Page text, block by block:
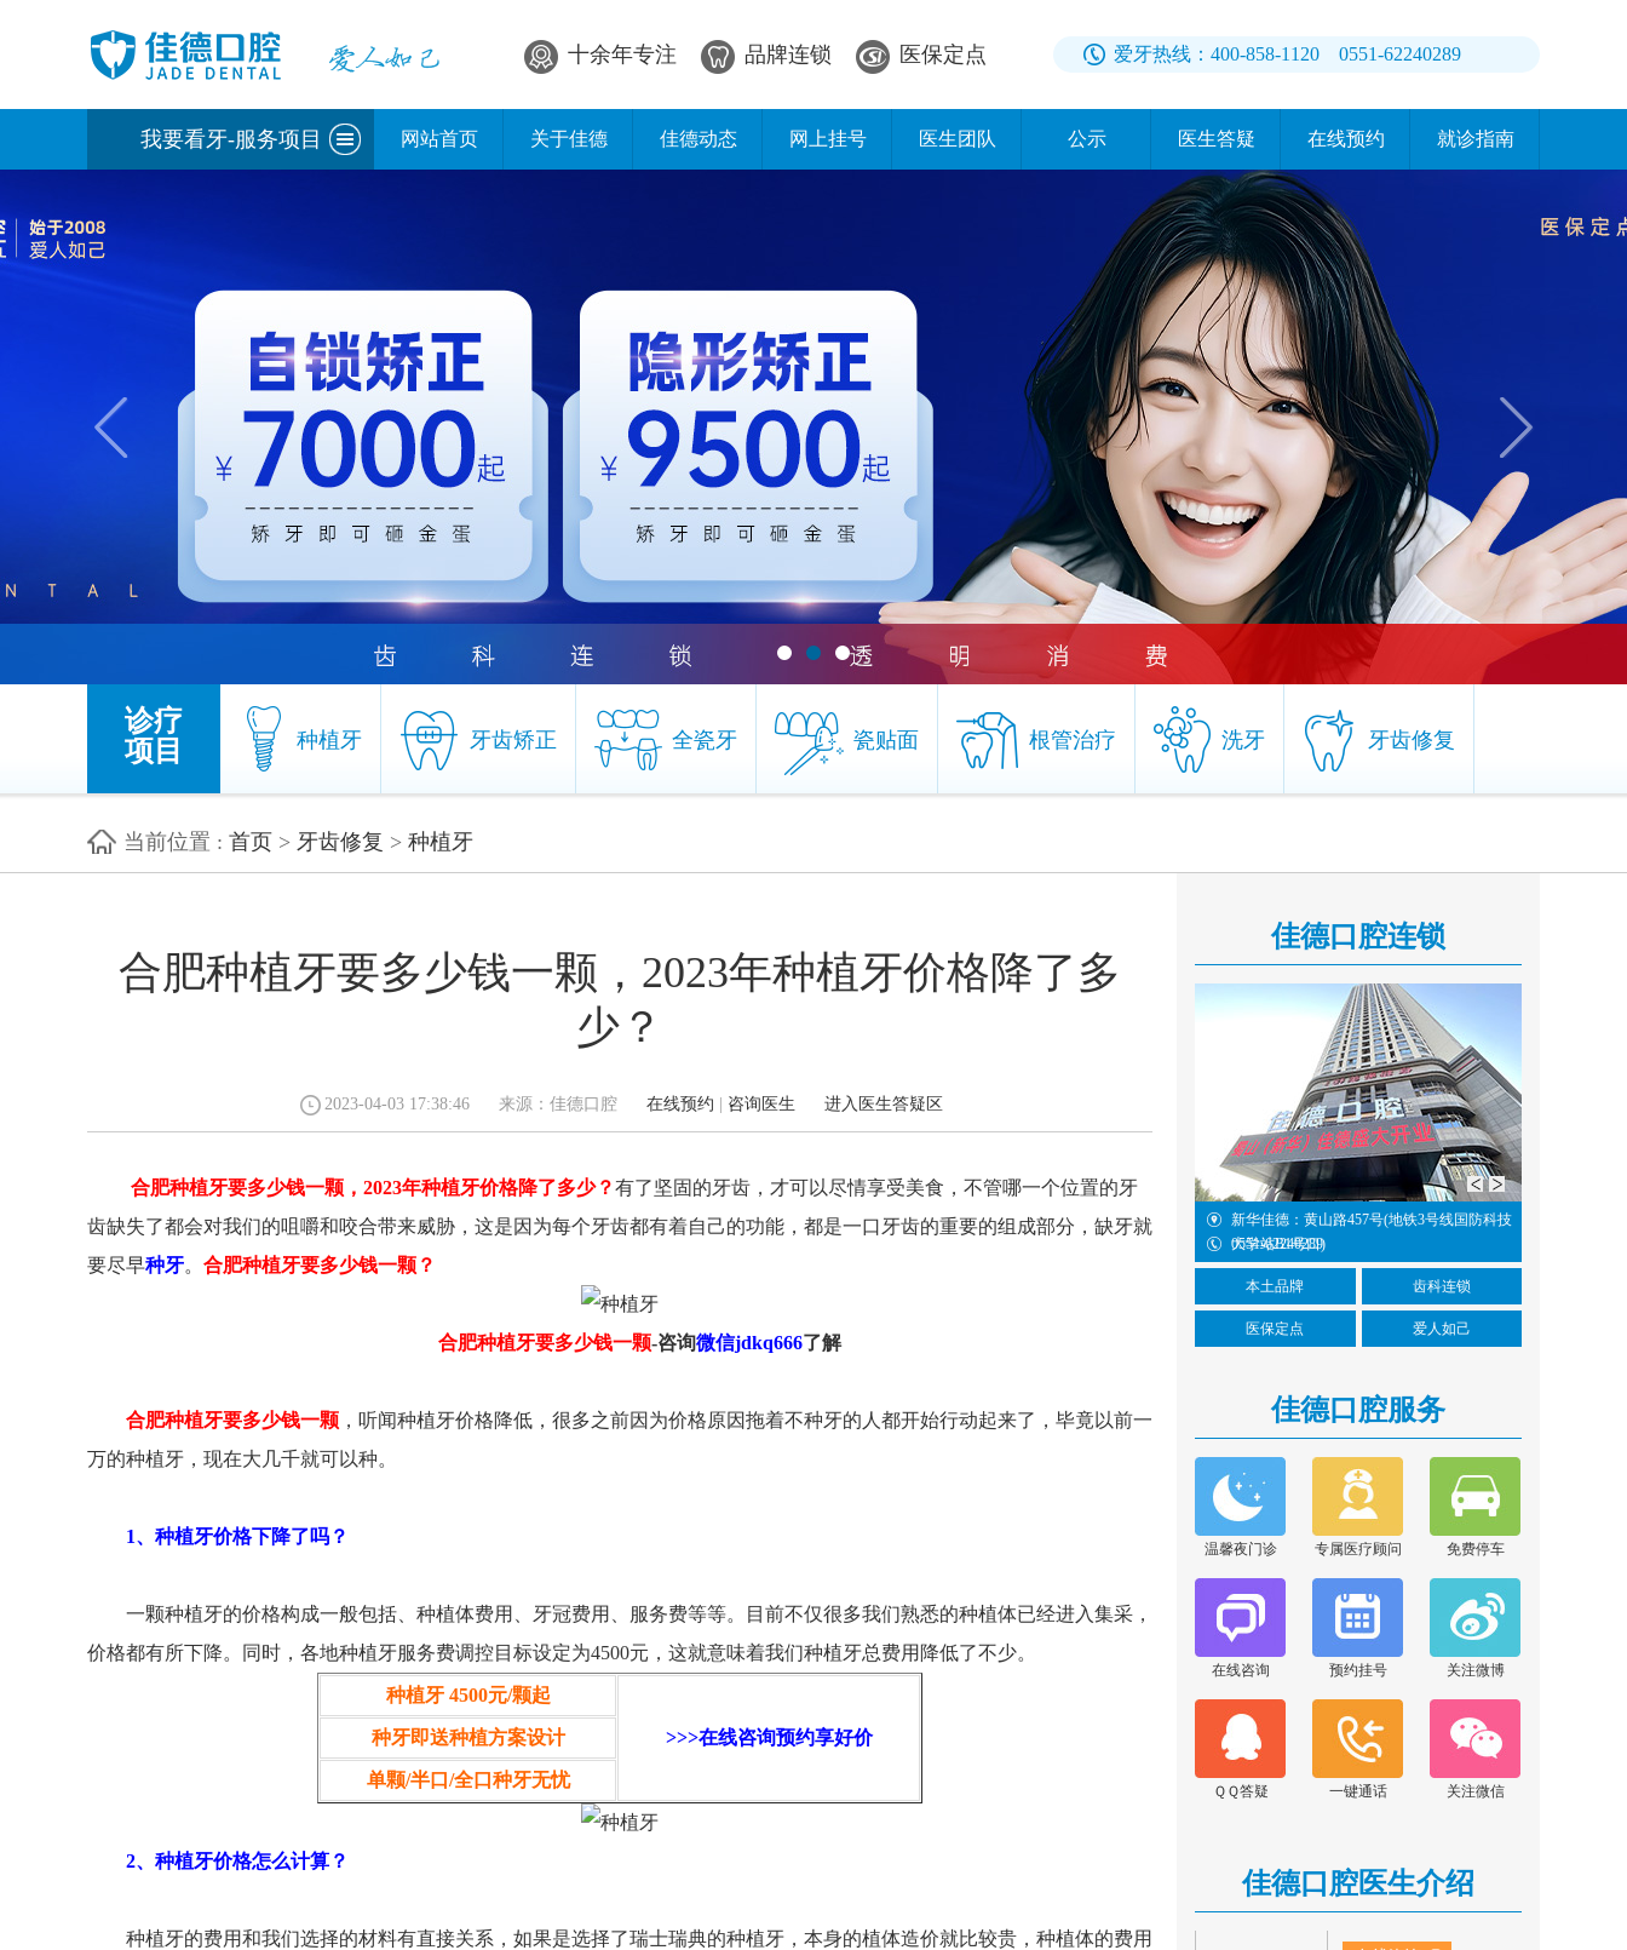
十余年专注 品牌连锁 医保定点 爱牙热线：400-858-1120 0551-62240289
我要看牙-服务项目 网站首页 关于佳德 佳德动态 网上挂号 医生团队 公示 医生答疑 在线预约 就诊指南
诊疗
项目
种植牙
种植牙
牙齿矫正 全瓷牙 瓷贴面 根管治疗 洗牙 牙齿修复
当前位置 : 首页 > 牙齿修复 > 种植牙
合肥种植牙要多少钱一颗，2023年种植牙价格降了多
少？
2023-04-03 17:38:46 来源：佳德口腔 在线预约 咨询医生 进入医生答疑区
合肥种植牙要多少钱一颗，2023年种植牙价格降了多少？有了坚固的牙齿，才可以尽情享受美食，不管哪一个位置的牙
齿缺失了都会对我们的咀嚼和咬合带来威胁，这是因为每个牙齿都有着自己的功能，都是一口牙齿的重要的组成部分，缺牙就
要尽早种牙。 合肥种植牙要多少钱一颗？
合肥种植牙要多少钱一颗-咨询微信jdkq666了解
合肥种植牙要多少钱一颗 ，听闻种植牙价格降低，很多之前因为价格原因拖着不种牙的人都开始行动起来了，毕竟以前一
万的种植牙，现在大几千就可以种。
1、种植牙价格下降了吗？
一颗种植牙的价格构成一般包括、种植体费用、牙冠费用、服务费等等。目前不仅很多我们熟悉的种植体已经进入集采，
价格都有所下降。同时，各地种植牙服务费调控目标设定为4500元，这就意味着我们种植牙总费用降低了不少。
种植牙 4500元/颗起
>>>在线咨询预约享好价
种牙即送种植方案设计
单颗/半口/全口种牙无忧
2、种植牙价格怎么计算？
种植牙的费用和我们选择的材料有直接关系，如果是选择了瑞士瑞典的种植牙，本身的植体造价就比较贵，种植体的费用
佳德口腔连锁
D座（包河万达向南100m）
望江西路123号（五彩城华润置地1楼）
蒙城北路108号(地铁3号线海棠站C2号口/宜家
肥西佳德：青年北路华邦万派城5-8109
新华佳德：黄山路457号(地铁3号线国防科技
大学站B1号口)
0551-62240289
本土品牌 齿科连锁
医保定点 爱人如己
佳德口腔服务
温馨夜门诊 专属医疗顾问 免费停车
在线咨询 预约挂号 关注微博
ＱＱ答疑 一键通话 关注微信
佳德口腔医生介绍
胡亚萍
擅长项目：口腔内根管
治疗和残根残冠为特色
的修复...
[详情]
在线咨询
张晓云
擅长项目：显微根管治
疗、前后牙美学修复、
阻生牙...
[详情]
在线咨询
树脂补牙、冠修复、烂
牙/残...[详情]